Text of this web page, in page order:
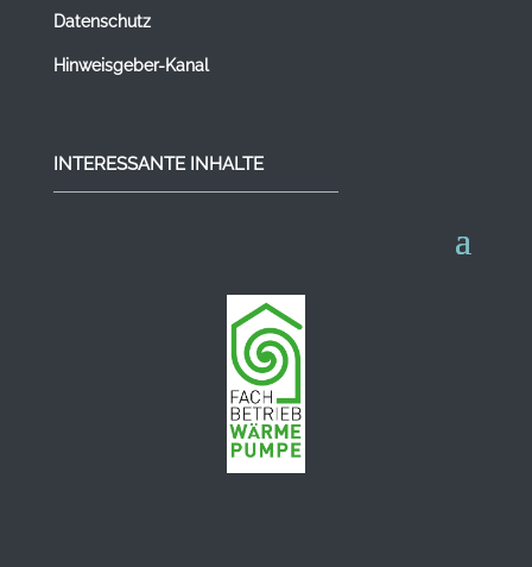
Datenschutz
Hinweisgeber-Kanal
INTERESSANTE INHALTE